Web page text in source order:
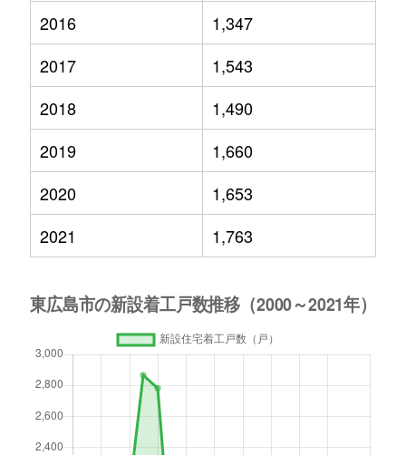
2016
1,347
2017
1,543
2018
1,490
2019
1,660
2020
1,653
2021
1,763